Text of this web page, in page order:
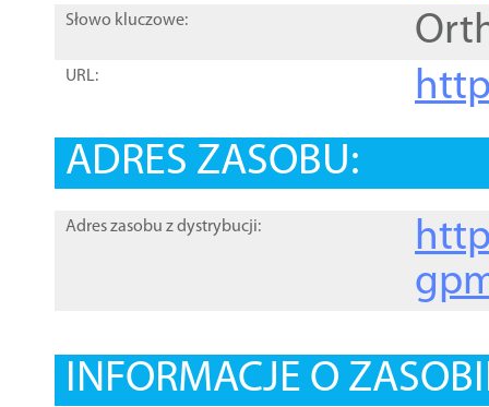
Słowo kluczowe:
URL:
ADRES ZASOBU:
Adres zasobu z dystrybucji:
INFORMACJE O